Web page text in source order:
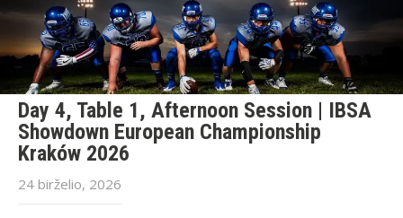
Day 4, Table 1, Afternoon Session | IBSA
Showdown European Championship
Kraków 2026
24 birželio, 2026